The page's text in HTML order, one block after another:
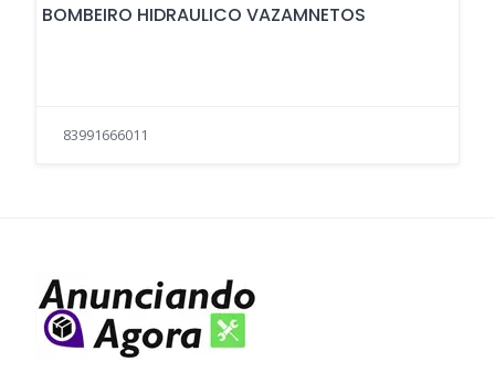
BOMBEIRO HIDRAULICO VAZAMNETOS
83991666011